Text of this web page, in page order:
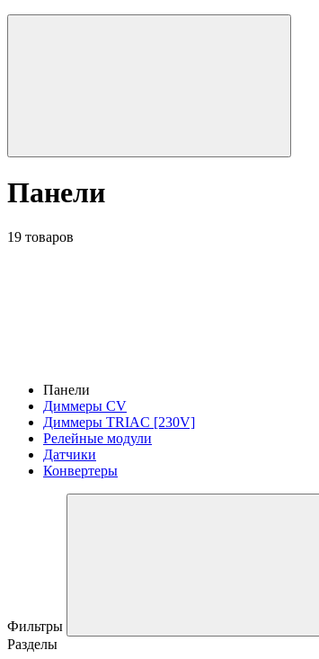
Панели
19 товаров
Панели
Диммеры CV
Диммеры TRIAC [230V]
Релейные модули
Датчики
Конвертеры
Фильтры
Разделы